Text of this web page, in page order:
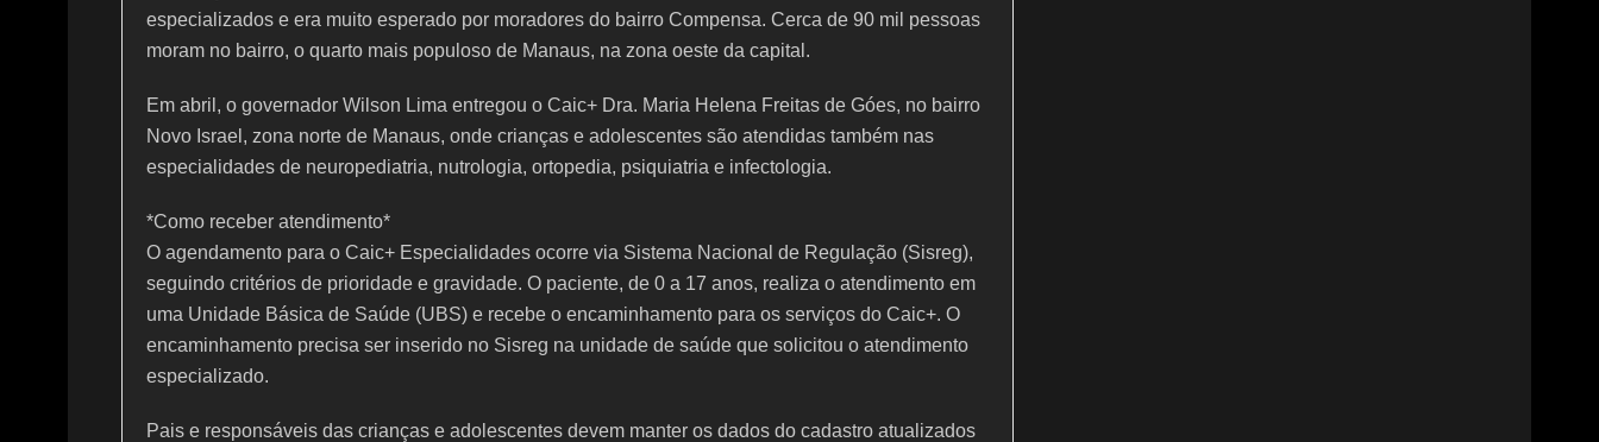
especializados e era muito esperado por moradores do bairro Compensa. Cerca de 90 mil pessoas
moram no bairro, o quarto mais populoso de Manaus, na zona oeste da capital.
Em abril, o governador Wilson Lima entregou o Caic+ Dra. Maria Helena Freitas de Góes, no bairro
Novo Israel, zona norte de Manaus, onde crianças e adolescentes são atendidas também nas
especialidades de neuropediatria, nutrologia, ortopedia, psiquiatria e infectologia.
*Como receber atendimento*
O agendamento para o Caic+ Especialidades ocorre via Sistema Nacional de Regulação (Sisreg),
seguindo critérios de prioridade e gravidade. O paciente, de 0 a 17 anos, realiza o atendimento em
uma Unidade Básica de Saúde (UBS) e recebe o encaminhamento para os serviços do Caic+. O
encaminhamento precisa ser inserido no Sisreg na unidade de saúde que solicitou o atendimento
especializado.
Pais e responsáveis das crianças e adolescentes devem manter os dados do cadastro atualizados